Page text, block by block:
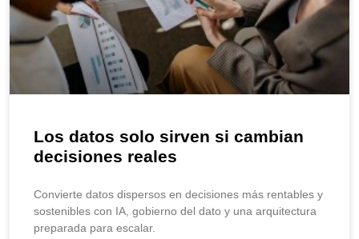
Los datos solo sirven si cambian
decisiones reales
Convierte datos dispersos en decisiones más rentables y
sostenibles con IA, gobierno del dato y una arquitectura
preparada para escalar.